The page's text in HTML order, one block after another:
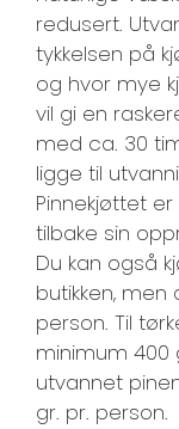
redusert.
tykkelsen på
og hvor mye
vil gi en
med ca. 30
ligge til
Pinnekjøttet
tilbake sin
Du kan også
butikken,
person. Til
minimum 400
utvannet
gr. pr. person.